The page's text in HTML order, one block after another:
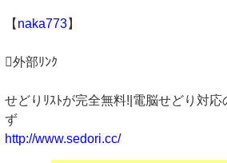
【 naka773】
外部ﾘﾝｸ
せどりﾘｽﾄが完全無料!|電脳せどり対
ず
http://www.sedori.cc/